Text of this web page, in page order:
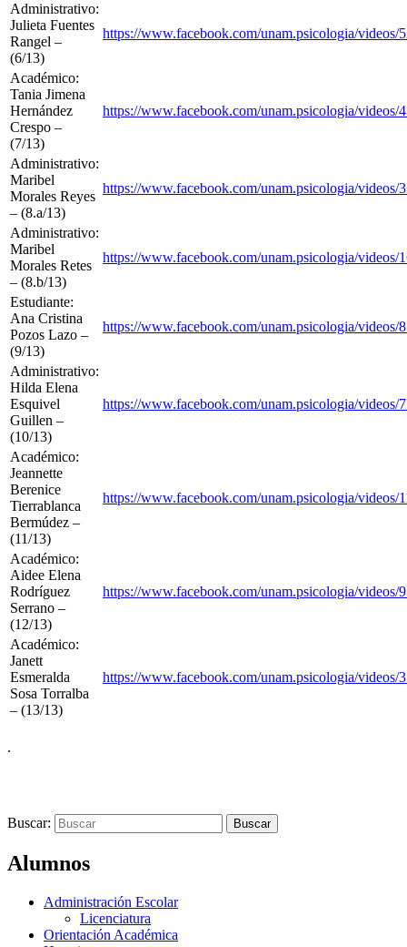
Administrativo:
Julieta Fuentes
Rangel –
(6/13)
https://www.facebook.com/unam.psicologia/videos/
Académico:
Tania Jimena
Hernández
Crespo –
(7/13)
https://www.facebook.com/unam.psicologia/videos/
Administrativo:
Maribel
Morales Reyes
– (8.a/13)
https://www.facebook.com/unam.psicologia/videos/
Administrativo:
Maribel
Morales Retes
– (8.b/13)
https://www.facebook.com/unam.psicologia/videos/
Estudiante:
Ana Cristina
Pozos Lazo –
(9/13)
https://www.facebook.com/unam.psicologia/videos/
Administrativo:
Hilda Elena
Esquivel
Guillen –
(10/13)
https://www.facebook.com/unam.psicologia/videos/
Académico:
Jeannette
Berenice
Tierrablanca
Bermúdez –
(11/13)
https://www.facebook.com/unam.psicologia/videos/
Académico:
Aidee Elena
Rodríguez
Serrano –
(12/13)
https://www.facebook.com/unam.psicologia/videos/
Académico:
Janett
Esmeralda
Sosa Torralba
– (13/13)
https://www.facebook.com/unam.psicologia/videos/
.
Buscar:
Alumnos
Administración Escolar
Licenciatura
Orientación Académica